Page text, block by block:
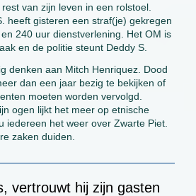
van zijn leven in een rolstoel.
heeft gisteren een straf(je) gekregen
240 uur dienstverlening. Het OM is
en de politie steunt Deddy S.
denken aan Mitch Henriquez. Dood
dan een jaar bezig te bekijken of
moeten worden vervolgd.
ogen lijkt het meer op etnische
iedereen het weer over Zwarte Piet.
zaken duiden.
vertrouwt hij zijn gasten